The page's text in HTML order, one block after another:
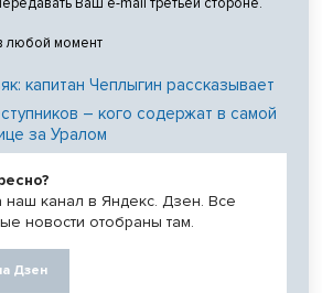
Ваш e-mail третьей стороне.
любой момент
капитан Чеплыгин рассказывает
– кого содержат в самой
за Уралом
канал в Яндекс. Дзен. Все
новости отобраны там.
Дзен